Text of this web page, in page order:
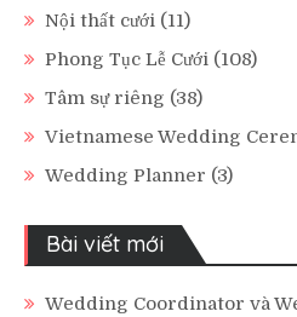
Nội thất cưới (11)
Phong Tục Lễ Cưới (108)
Tâm sự riêng (38)
Vietnamese Wedding
Wedding Planner (3)
Bài viết mới
Wedding Coordinator và